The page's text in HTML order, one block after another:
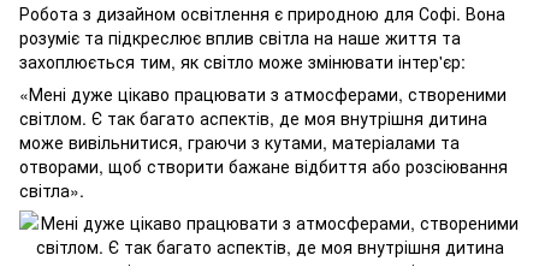
Робота з дизайном освітлення є природною для Софі. Вона
розуміє та підкреслює вплив світла на наше життя та
захоплюється тим, як світло може змінювати інтер'єр:
«Мені дуже цікаво працювати з атмосферами, створеними
світлом. Є так багато аспектів, де моя внутрішня дитина
може вивільнитися, граючи з кутами, матеріалами та
отворами, щоб створити бажане відбиття або розсіювання
світла».